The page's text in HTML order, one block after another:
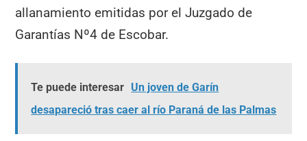
allanamiento emitidas por el Juzgado de
Garantías Nº4 de Escobar.
Te puede interesar Un joven de Garín
desapareció tras caer al río Paraná de las Palmas